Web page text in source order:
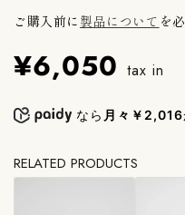
景を持つデザイナー達が有田
国内外で活躍する16組のデザ
新たな有田焼です。
●浜松町SHOPでは実物展示・
ご購入前に 製品について を
¥6,050 tax in
なら 月々￥2,016
RELATED PRODUCTS